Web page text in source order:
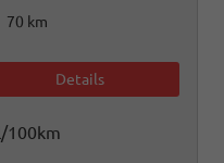
70 km
Details
100km